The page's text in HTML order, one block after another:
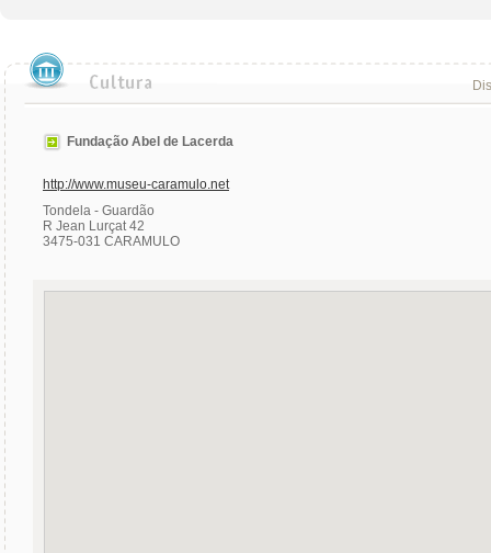
Fundação Abel de Lacerda
http://www.museu-caramulo.net
Tondela - Guardão
R Jean Lurçat 42
3475-031 CARAMULO